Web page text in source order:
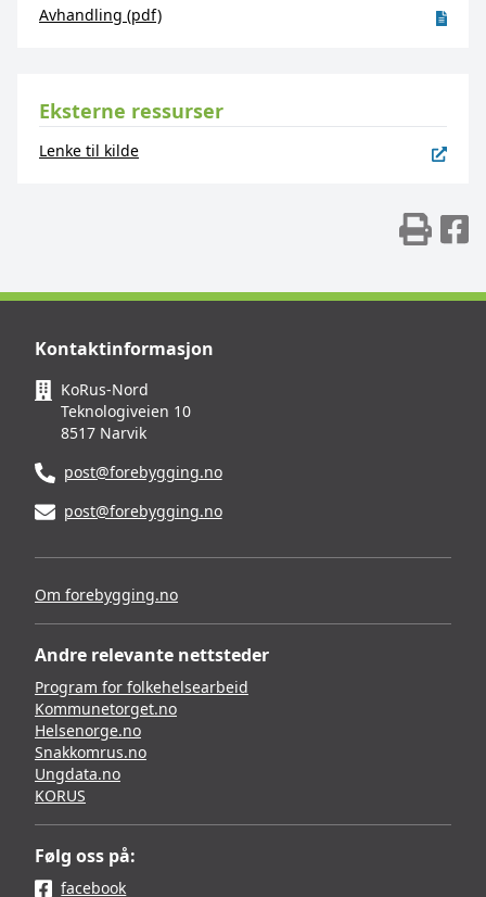
Avhandling (pdf)
Eksterne ressurser
Lenke til kilde
Kontaktinformasjon
KoRus-Nord
Teknologiveien 10
8517 Narvik
post@forebygging.no
post@forebygging.no
Om forebygging.no
Andre relevante nettsteder
Program for folkehelsearbeid
Kommunetorget.no
Helsenorge.no
Snakkomrus.no
Ungdata.no
KORUS
Følg oss på:
facebook